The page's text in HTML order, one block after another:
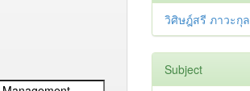
วิศิษฎ์สรี ภาวะกุล
Subject